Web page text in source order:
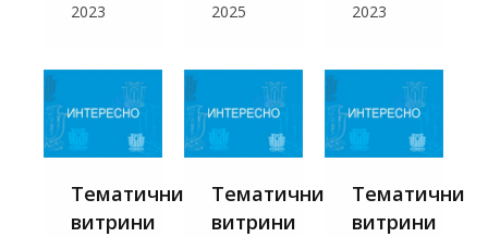
2023
2025
2023
Тематични
витрини
Тематични
витрини
Тематични
витрини